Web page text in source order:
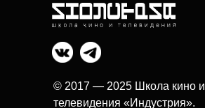
© 2017 — 2025 Школа кино и
телевидения «Индустрия».